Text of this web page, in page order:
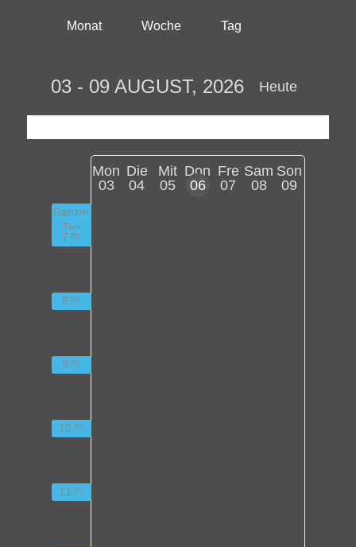
Monat Woche Tag
Heute
03 - 09 AUGUST, 2026
Mon
03
Die
04
Mit
05
Don
06
Fre
07
Sam
08
Son
09
Ganzer
Tag
7 00
8 00
9 00
10 00
11 00